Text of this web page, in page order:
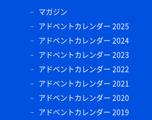
マガジン
アドベントカレンダー 2025
アドベントカレンダー 2024
アドベントカレンダー 2023
アドベントカレンダー 2022
アドベントカレンダー 2021
アドベントカレンダー 2020
アドベントカレンダー 2019